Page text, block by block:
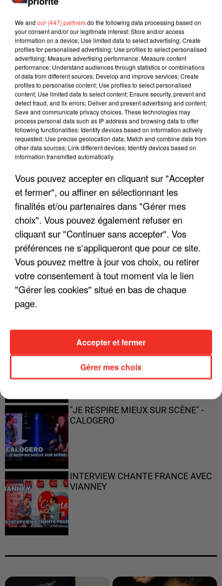
LES INTERVIEWS CHANTE
FRANCE
"JE SUIS À DISPOSITION DES
ENFOIRÉS"
"ON A TOUS LE TRAC"
"ON N'EST PAS DES PARENTS
PARFAITS"
"JE RESPIRE MIEUX SUR SCÈNE" -
CALOGERO
INTERVIEW CHANTE FRANCE AVEC
VIANNEY
We and our (447) partnersdo the following data processing based on
your consent and/or our legitimate interest: Store and/or access
information on a device; Use limited data to select advertising; Create
profiles for personalised advertising; Use profiles to select personalised
advertising; Measure advertising performance; Measure content
performance; Understand audiences through statistics or combinations
of data from different sources; Develop and improve services; Create
profiles to personalise content; Use profiles to select personalised
content; Use limited data to select content; Ensure security, prevent and
detect fraud, and fix errors; Deliver and present advertising and content;
Save and communicate privacy choices. These technologies may
process personal data such as IP address and browsing data to offer
following functionalities: Identify devices based on information actively
requested; Use precise geolocation data; Match and combine data from
other data sources; Link different devices; Identify devices based on
information transmitted automatically.
Vous pouvez accepter en cliquant sur "Accepter
et fermer", ou affiner en sélectionnant les
finalités et/ou partenaires dans "Gérer mes
choix". Vous pouvez également refuser en
cliquant sur "Continuer sans accepter". Vos
préférences ne s'appliqueront que pour ce site.
Vous pouvez mettre à jour vos choix, ou retirer
votre consentement à tout moment via le lien
"Gérer les cookies" situé en bas de chaque
page.
Gérer mes choix
Accepter et fermer